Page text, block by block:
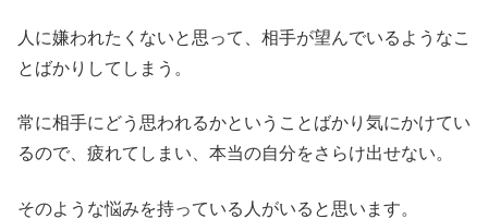
人に嫌われたくないと思って、相手が望んでいるようなこ
とばかりしてしまう。
常に相手にどう思われるかということばかり気にかけてい
るので、疲れてしまい、本当の自分をさらけ出せない。
そのような悩みを持っている人がいると思います。